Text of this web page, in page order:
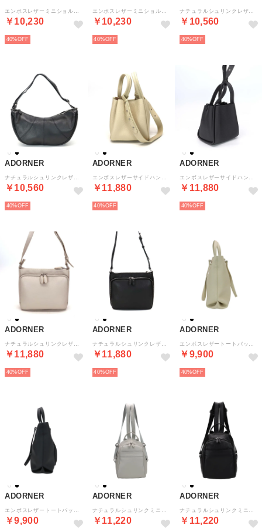
￥10,230
40%
￥10,230
40%
￥10,560
40%
ADORNER
￥10,560
40%
ADORNER
￥11,880
40%
ADORNER
￥11,880
40%
ADORNER
￥11,880
40%
ADORNER
￥11,880
40%
ADORNER
￥9,900
40%
ADORNER
￥9,900
ADORNER
￥11,220
ADORNER
￥11,220